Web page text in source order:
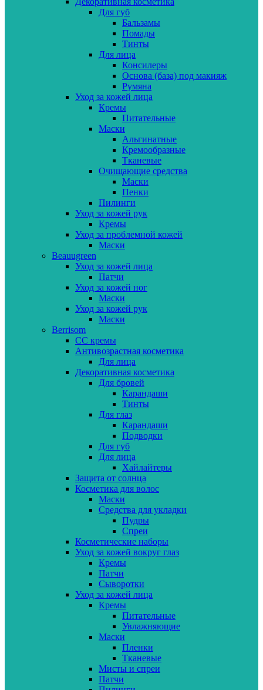
Для губ
Бальзамы
Помады
Тинты
Для лица
Консилеры
Основа (база) под макияж
Румяна
Уход за кожей лица
Кремы
Питательные
Маски
Альгинатные
Кремообразные
Тканевые
Очищающие средства
Маски
Пенки
Пилинги
Уход за кожей рук
Кремы
Уход за проблемной кожей
Маски
Beauugreen
Уход за кожей лица
Патчи
Уход за кожей ног
Маски
Уход за кожей рук
Маски
Berrisom
CC кремы
Антивозрастная косметика
Для лица
Декоративная косметика
Для бровей
Карандаши
Тинты
Для глаз
Карандаши
Подводки
Для губ
Для лица
Хайлайтеры
Защита от солнца
Косметика для волос
Маски
Средства для укладки
Пудры
Спреи
Косметические наборы
Уход за кожей вокруг глаз
Кремы
Патчи
Сыворотки
Уход за кожей лица
Кремы
Питательные
Увлажняющие
Маски
Пленки
Тканевые
Мисты и спреи
Патчи